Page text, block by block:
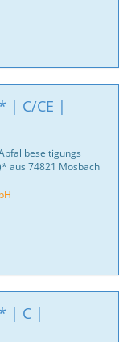
| C/CE |
aus 74821 Mosbach
| C |